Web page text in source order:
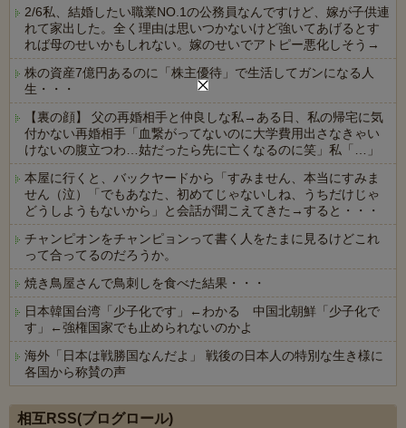
2/6私、結婚したい職業NO.1の公務員なんですけど、嫁が子供連
れて家出した。全く理由は思いつかないけど強いてあげるとす
れば母のせいかもしれない。嫁のせいでアトピー悪化しそう→
株の資産7億円あるのに「株主優待」で生活してガンになる人
生・・・
【裏の顔】 父の再婚相手と仲良しな私→ある日、私の帰宅に気
付かない再婚相手「血繋がってないのに大学費用出さなきゃい
けないの腹立つわ…姑だったら先に亡くなるのに笑」私「…」
本屋に行くと、バックヤードから「すみません、本当にすみま
せん（泣）「でもあなた、初めてじゃないしね、うちだけじゃ
どうしようもないから」と会話が聞こえてきた→すると・・・
チャンピオンをチャンピョンって書く人をたまに見るけどこれ
って合ってるのだろうか。
焼き鳥屋さんで鳥刺しを食べた結果・・・
日本韓国台湾「少子化です」←わかる 中国北朝鮮「少子化で
す」←強権国家でも止められないのかよ
海外「日本は戦勝国なんだよ」 戦後の日本人の特別な生き様に
各国から称賛の声
相互RSS(ブログロール)